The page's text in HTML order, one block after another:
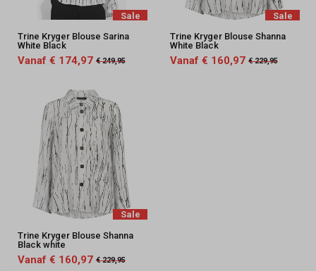
Sale
Trine Kryger Blouse Sarina
White Black
Vanaf € 174,97 € 249,95
Sale
Trine Kryger Blouse Shanna
White Black
Vanaf € 160,97 € 229,95
Sale
Trine Kryger Blouse Shanna
Black white
Vanaf € 160,97 € 229,95